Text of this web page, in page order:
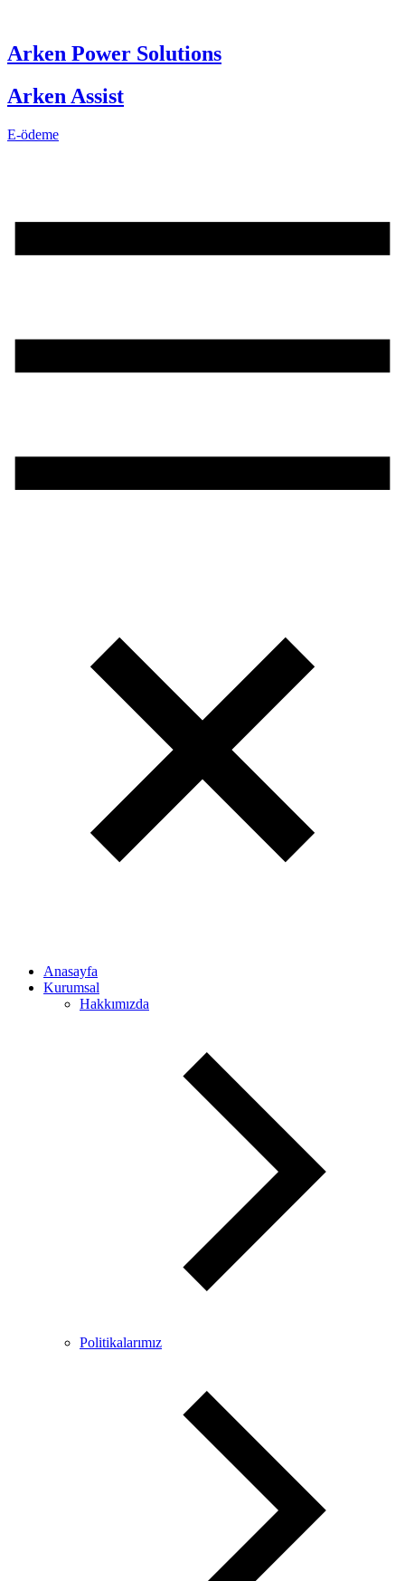
content
Arken Power Solutions
Arken Assist
E-ödeme
Anasayfa
Kurumsal
Hakkımızda
Politikalarımız